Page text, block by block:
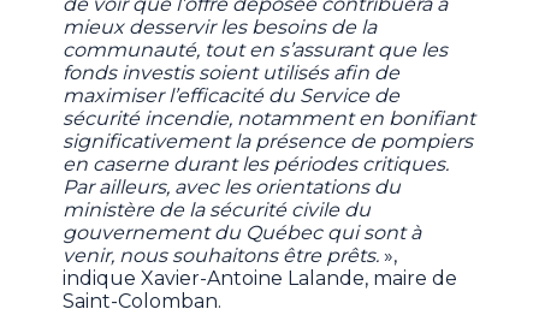
mieux desservir les besoins de la
communauté, tout en s’assurant que les
fonds investis soient utilisés afin de
maximiser l’efficacité du Service de
sécurité incendie, notamment en bonifiant
significativement la présence de pompiers
en caserne durant les périodes critiques.
Par ailleurs, avec les orientations du
ministère de la sécurité civile du
gouvernement du Québec qui sont à
venir, nous souhaitons être prêts.»,
indique Xavier-Antoine Lalande, maire de
Saint-Colomban.